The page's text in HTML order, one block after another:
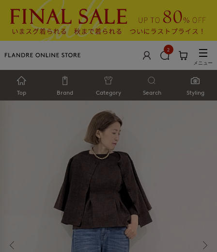
2
メニュー
Top Brand Category Search Styling